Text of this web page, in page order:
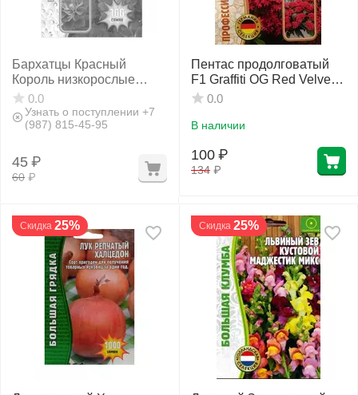
Бархатцы Красный
Король низкорослые
махровые 100 шт
РЕДКИЕ СЕМЕНА
0.0
Узнать о поступлении +7
(987) 815-45-95
60 ₽
45 ₽
Пентас продолговатый
F1 Graffiti OG Red Velvet 3
шт РЕДКИЕ СЕМЕНА
0.0
В наличии
134 ₽
100 ₽
Скидка 25% Скидка 25%